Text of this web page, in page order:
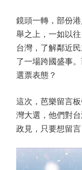
鏡頭一轉，部份
舉之上，一如以
台灣，了解鄰近
了一場跨國盛事
選票表態？
這次，芭樂留言
灣大選，他們對
政見，只要想留